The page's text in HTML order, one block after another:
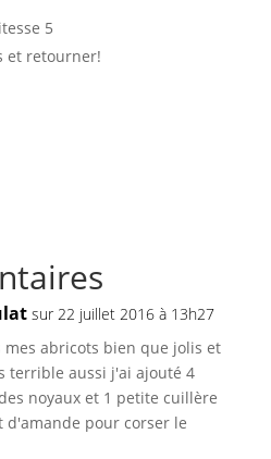
5
et retourner!
sur 22 juillet 2016 à 13h27
mes abricots bien que jolis et
terrible aussi j'ai ajouté 4
noyaux et 1 petite cuillère
d'amande pour corser le